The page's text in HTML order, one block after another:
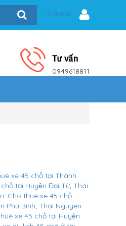
0 items
Tư vấn
0949618811
xe 45 chỗ tại Thành
tại Huyện Đại Từ, Thái
Cho thuê xe 45 chỗ
Phú Bình, Thái Nguyên.
xe 45 chỗ tại Huyện